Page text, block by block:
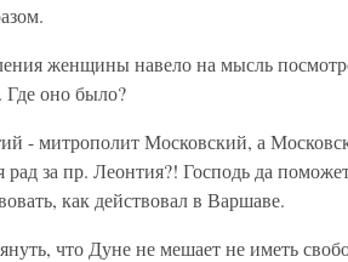
женщины навело на мысль
Где оно было?
- митрополит Московский, а
рад за пр. Леонтия?! Господь да
как действовал в Варшаве.
что Дуне не мешает не иметь